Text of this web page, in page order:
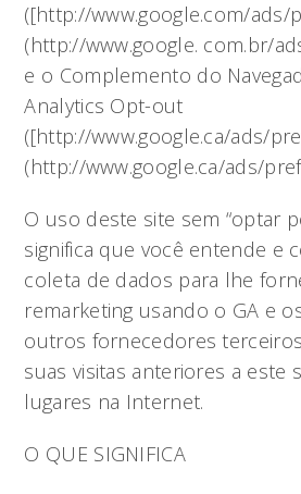
([http://www.google.com/ads/
(http://www.google. com.br/
e o Complemento do
Analytics Opt-out
([http://www.google.ca/ads/
(http://www.google.ca/ads/
O uso deste site sem “optar
significa que você entende e
coleta de dados para lhe
remarketing usando o GA e
outros fornecedores
suas visitas anteriores a este
lugares na Internet.
O QUE SIGNIFICA